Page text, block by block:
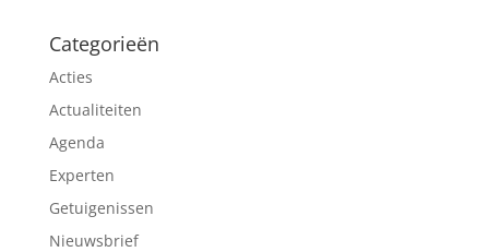
Categorieën
Acties
Actualiteiten
Agenda
Experten
Getuigenissen
Nieuwsbrief